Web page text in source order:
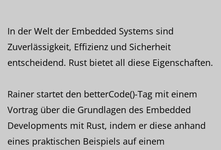
In der Welt der Embedded Systems sind
Zuverlässigkeit, Effizienz und Sicherheit
entscheidend. Rust bietet all diese Eigenschaften.
Rainer startet den betterCode()-Tag mit einem
Vortrag über die Grundlagen des Embedded
Developments mit Rust, indem er diese anhand
eines praktischen Beispiels auf einem